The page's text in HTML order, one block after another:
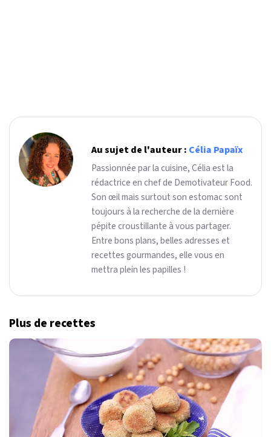
Au sujet de l'auteur : Célia Papaïx
Passionnée par la cuisine, Célia est la
rédactrice en chef de Demotivateur Food.
Son œil mais surtout son estomac sont
toujours à la recherche de la dernière
pépite croustillante à vous partager.
Entre bons plans, belles adresses et
recettes gourmandes, elle vous en
mettra plein les papilles !
Plus de recettes